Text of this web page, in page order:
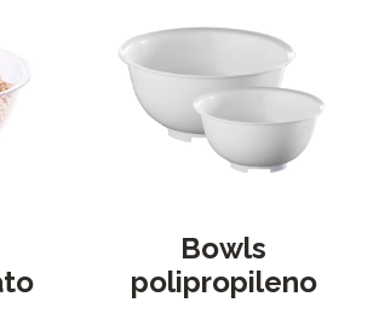
Bowls
polipropileno